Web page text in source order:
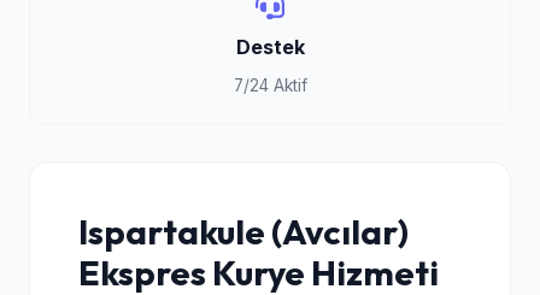
Destek
7/24 Aktif
Ispartakule (Avcılar)
Ekspres Kurye Hizmeti